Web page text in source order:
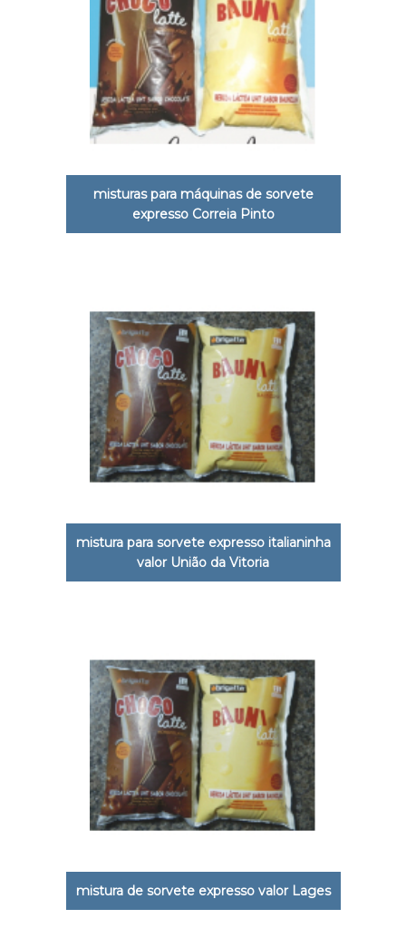
misturas para máquinas de sorvete
expresso Correia Pinto
mistura para sorvete expresso italianinha
valor União da Vitoria
mistura de sorvete expresso valor Lages